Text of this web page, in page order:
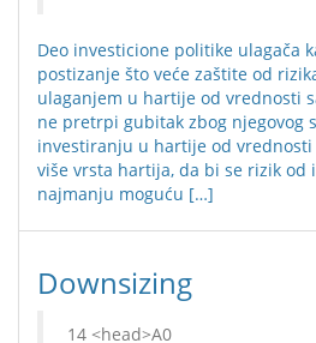
Deo investicione politike ulagača
postizanje što veće zaštite od
ulaganjem u hartije od vrednosti
ne pretrpi gubitak zbog njegovog
investiranju u hartije od
više vrsta hartija, da bi se rizik od
najmanju moguću […]
Downsizing